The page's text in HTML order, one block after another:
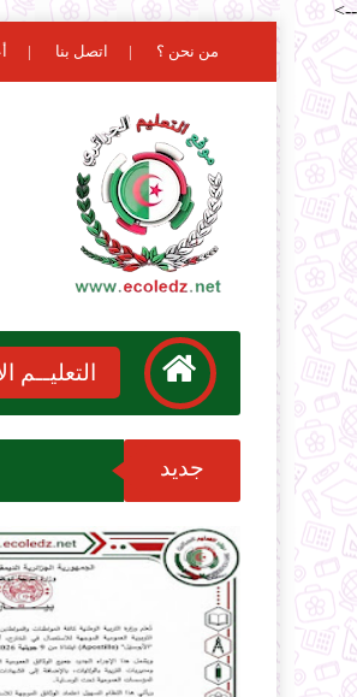
-->
من نحن ؟ اتصل بنا
التعليــم
جديد
أخبار التربية